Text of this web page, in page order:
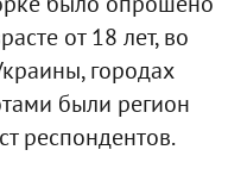
от 18 лет, во
городах
были регион
респондентов.